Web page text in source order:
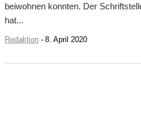
beiwohnen konnten. Der Schriftsteller-Kollege Peter Frömmig
hat...
Redaktion - 8. April 2020